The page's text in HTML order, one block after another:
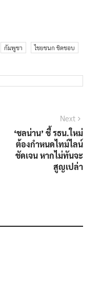
กัมพูชา ไชยชนก ชิดชอบ
Next
‘ชลน่าน’ ชี้ รธน.ใหม่
ต้องกำหนดไทม์ไลน์
ชัดเจน หากไม่ทันจะ
สูญเปล่า